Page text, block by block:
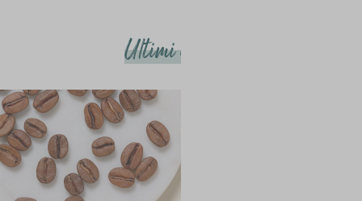
Ultimi articoli